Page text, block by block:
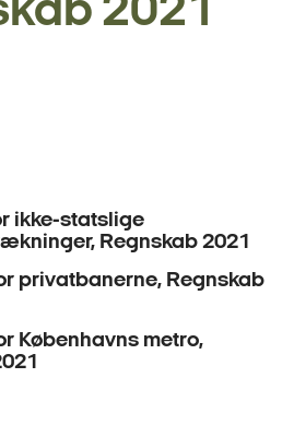
2021
ikke-statslige
Regnskab 2021
privatbanerne, Regnskab
Københavns metro,